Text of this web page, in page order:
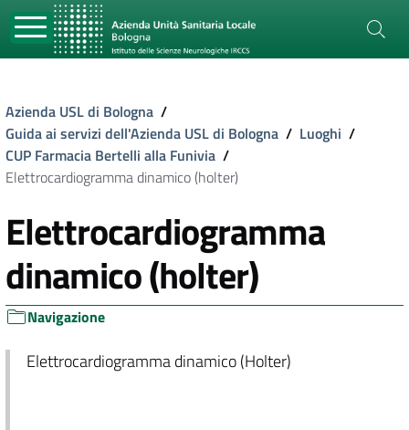
Azienda USL di Bologna /
Guida ai servizi dell'Azienda USL di Bologna / Luoghi /
CUP Farmacia Bertelli alla Funivia /
Elettrocardiogramma dinamico (holter)
Elettrocardiogramma
dinamico (holter)
Navigazione
Elettrocardiogramma dinamico (Holter)